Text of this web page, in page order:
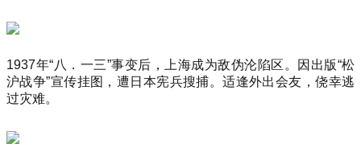
1937年“八．一三”事变后，上海成为敌伪沦陷区。因出版“松
沪战争”宣传挂图，遭日本宪兵搜捕。适逢外出会友，侥幸逃
过灾难。